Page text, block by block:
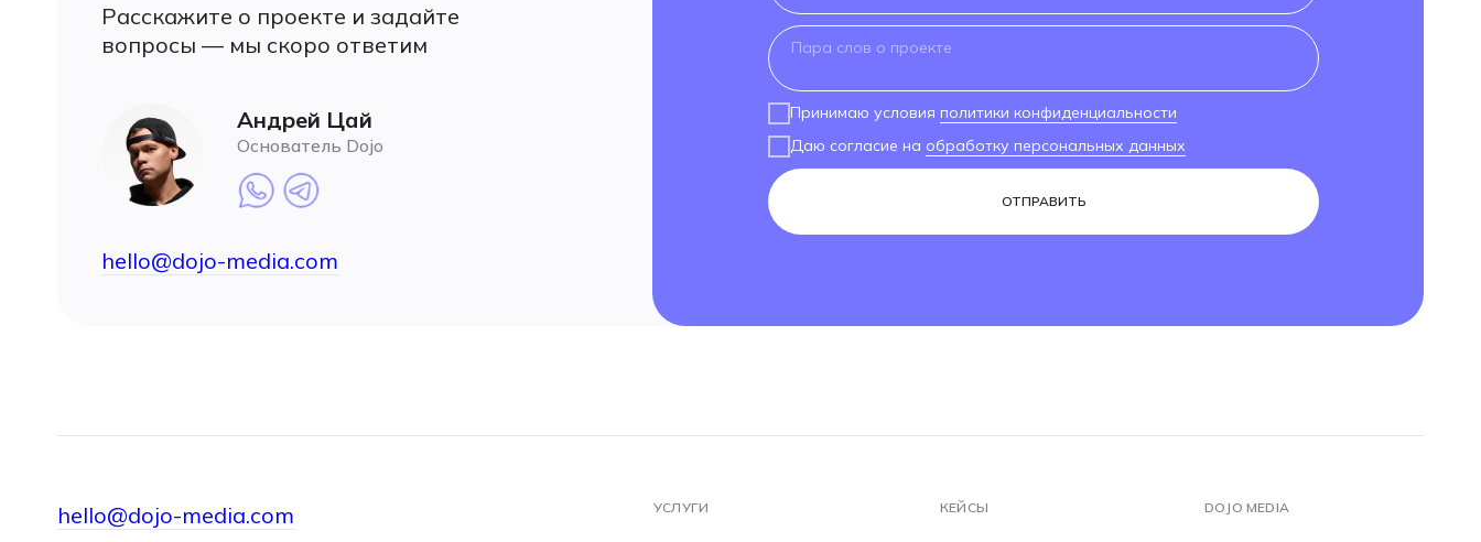
hello@dojo-media.com
Андрей Цай
Основатель Dojo
Расскажите о проекте и задайте
вопросы — мы скоро ответим
Принимаю условия политики конфиденциальности
Даю согласие на обработку персональных данных
ОТПРАВИТЬ
hello@dojo-media.com УСЛУГИ КЕЙСЫ DOJO MEDIA